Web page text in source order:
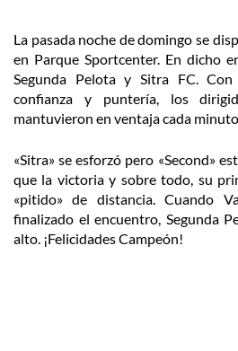
La pasada noche de domingo se
en Parque Sportcenter. En dicho
Segunda Pelota y Sitra FC.
confianza y puntería, los
mantuvieron en ventaja cada
«Sitra» se esforzó pero «Second»
que la victoria y sobre todo, su
«pitido» de distancia. Cuando
finalizado el encuentro, Segunda
alto. ¡Felicidades Campeón!